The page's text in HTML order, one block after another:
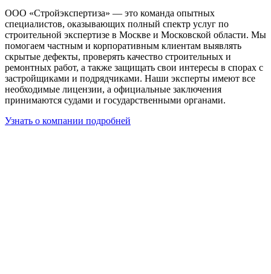
ООО «Стройэкспертиза» — это команда опытных
специалистов, оказывающих полный спектр услуг по
строительной экспертизе в Москве и Московской области. Мы
помогаем частным и корпоративным клиентам выявлять
скрытые дефекты, проверять качество строительных и
ремонтных работ, а также защищать свои интересы в спорах с
застройщиками и подрядчиками. Наши эксперты имеют все
необходимые лицензии, а официальные заключения
принимаются судами и государственными органами.
Узнать о компании подробней